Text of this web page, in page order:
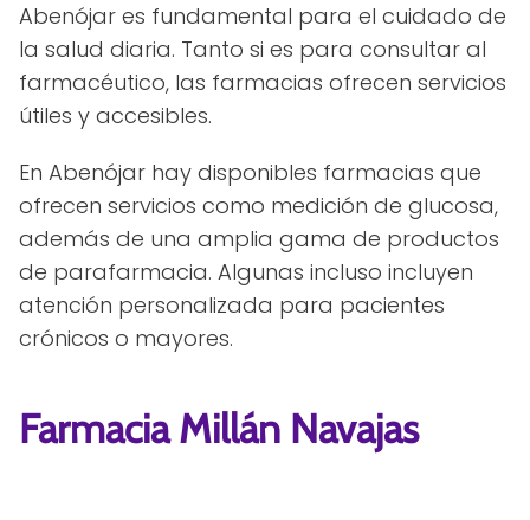
Abenójar es fundamental para el cuidado de
la salud diaria. Tanto si es para consultar al
farmacéutico, las farmacias ofrecen servicios
útiles y accesibles.
En Abenójar hay disponibles farmacias que
ofrecen servicios como medición de glucosa,
además de una amplia gama de productos
de parafarmacia. Algunas incluso incluyen
atención personalizada para pacientes
crónicos o mayores.
Farmacia Millán Navajas